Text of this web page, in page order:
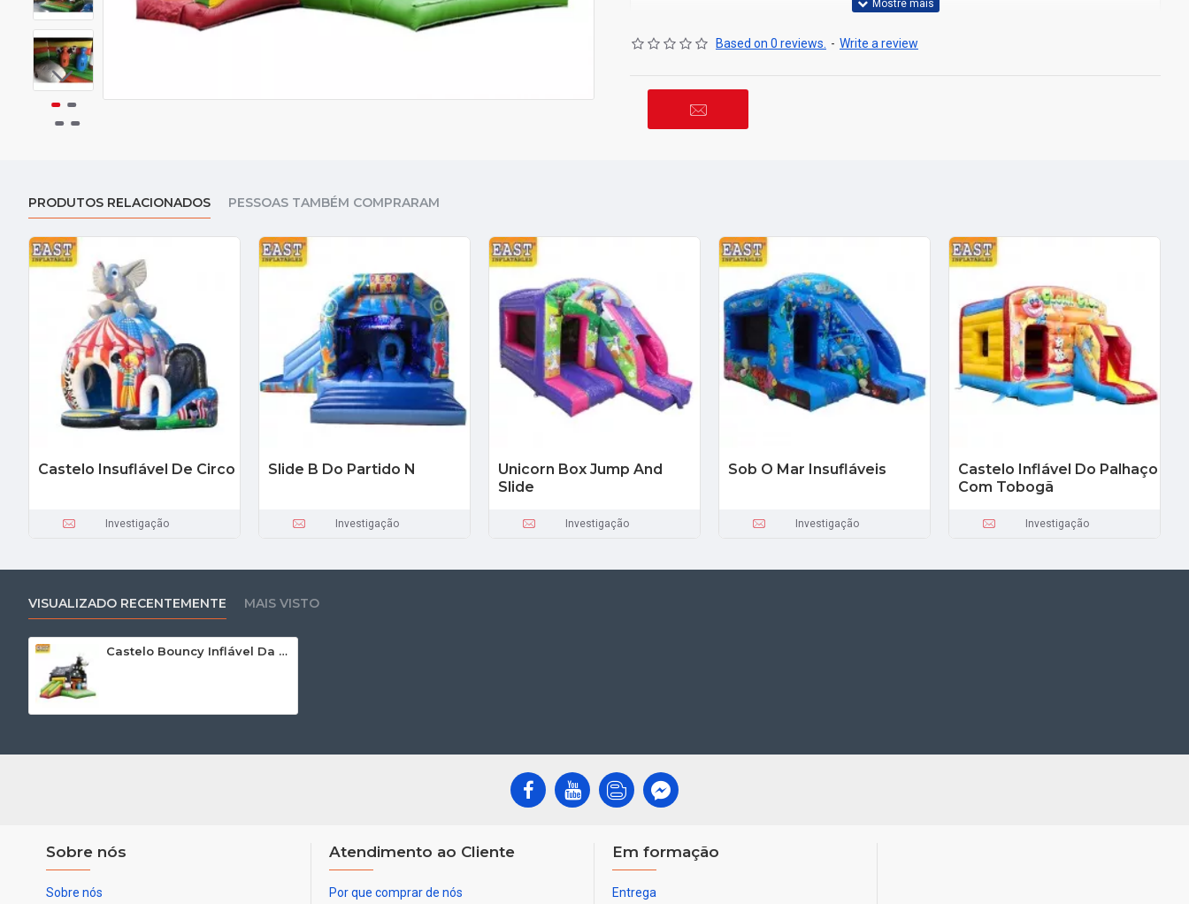
Based on 0 reviews. - Write a review
PRODUTOS RELACIONADOS PESSOAS TAMBÉM COMPRARAM
Castelo Insuflável De Circo
Investigação
Slide B Do Partido N
Investigação
Unicorn Box Jump And
Slide
Investigação
Sob O Mar Insufláveis
Investigação
Castelo Inflável Do Palhaço
Com Tobogã
Investigação
VISUALIZADO RECENTEMENTE MAIS VISTO
Castelo Bouncy Inflável Da Vaca Com Tobogã
Sobre nós
Sobre nós
Atendimento ao Cliente
Por que comprar de nós
Em formação
Entrega